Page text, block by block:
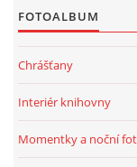
FOTOALBUM
Chrášťany
Interiér knihovny
Momentky a noční